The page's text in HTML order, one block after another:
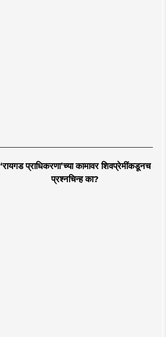
‘रायगड प्राधिकरणा’च्या कामावर शिवप्रेमींकडूनच
प्रश्नचिन्ह का?